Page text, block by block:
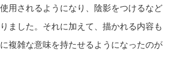
用されるようになり、陰影をつけるなど
ました。それに加えて、描かれる内容も
複雑な意味を持たせるようになったのが